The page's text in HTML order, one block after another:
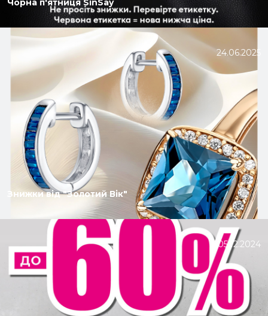
Чорна п'ятниця SinSay
24.06.2025
Знижки від "Золотий Вік"
05.12.2024